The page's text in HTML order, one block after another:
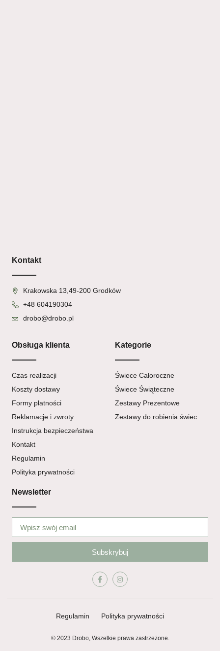
Kontakt
Krakowska 13,49-200 Grodków
+48 604190304
drobo@drobo.pl
Obsługa klienta
Czas realizacji
Koszty dostawy
Formy płatności
Reklamacje i zwroty
Instrukcja bezpieczeństwa
Kontakt
Regulamin
Polityka prywatności
Kategorie
Świece Całoroczne
Świece Świąteczne
Zestawy Prezentowe
Zestawy do robienia świec
Newsletter
Subskrybuj
© 2023 Drobo, Wszelkie prawa zastrzeżone.
Regulamin Polityka prywatności